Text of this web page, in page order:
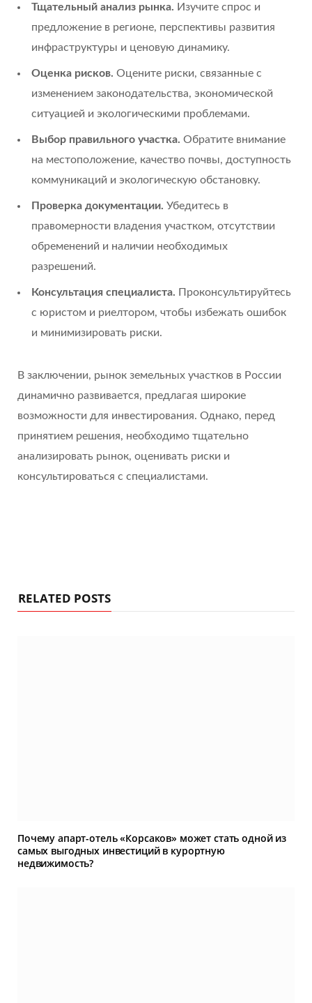
Тщательный анализ рынка. Изучите спрос и
предложение в регионе, перспективы развития
инфраструктуры и ценовую динамику.
Оценка рисков. Оцените риски, связанные с
изменением законодательства, экономической
ситуацией и экологическими проблемами.
Выбор правильного участка. Обратите внимание
на местоположение, качество почвы, доступность
коммуникаций и экологическую обстановку.
Проверка документации. Убедитесь в
правомерности владения участком, отсутствии
обременений и наличии необходимых
разрешений.
Консультация специалиста. Проконсультируйтесь
с юристом и риелтором, чтобы избежать ошибок
и минимизировать риски.
В заключении, рынок земельных участков в России
динамично развивается, предлагая широкие
возможности для инвестирования. Однако, перед
принятием решения, необходимо тщательно
анализировать рынок, оценивать риски и
консультироваться с специалистами.
RELATED POSTS
Почему апарт-отель «Корсаков» может стать одной из
самых выгодных инвестиций в курортную
недвижимость?